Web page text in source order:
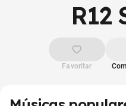
R12
Favoritar